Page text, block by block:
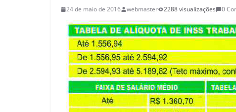
24 de maio de 2016 webmaster 2288 visualizações 0